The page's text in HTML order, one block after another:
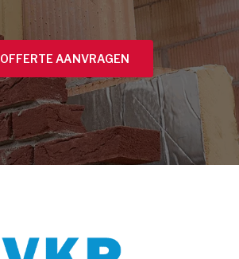
OFFERTE AANVRAGEN